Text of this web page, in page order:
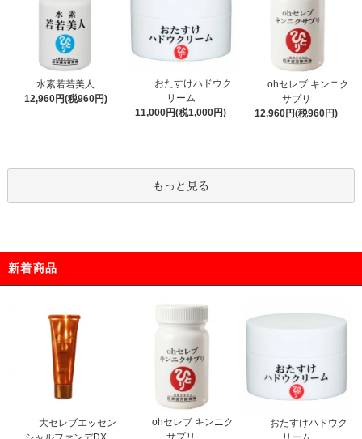
水素若若美人
12,960円(税960円)
おたすけハドウク
リーム
11,000円(税1,000円)
ohセレブ キンニク
サプリ
12,960円(税960円)
もっと見る
新着商品
大セレブエッセン
ohセレブ キンニク
サプリ
おたすけハドウク